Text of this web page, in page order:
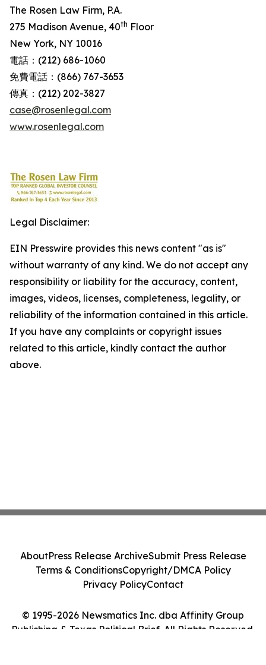
The Rosen Law Firm, P.A.
275 Madison Avenue, 40th Floor
New York, NY 10016
電話：(212) 686-1060
免費電話：(866) 767-3653
傳真：(212) 202-3827
case@rosenlegal.com
www.rosenlegal.com
Legal Disclaimer:
EIN Presswire provides this news content "as is"
without warranty of any kind. We do not accept any
responsibility or liability for the accuracy, content,
images, videos, licenses, completeness, legality, or
reliability of the information contained in this article.
If you have any complaints or copyright issues
related to this article, kindly contact the author
above.
© 1995-2026 Newsmatics Inc. dba Affinity Group
Publishing & Texas Political Brief. All Rights Reserved.
AboutPress Release ArchiveSubmit Press Release
Terms & ConditionsCopyright/DMCA Policy
Privacy PolicyContact